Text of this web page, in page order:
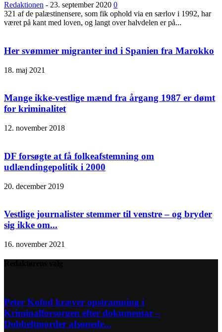
Redaktionen - 23. september 2020 0
321 af de palæstinensere, som fik ophold via en særlov i 1992, har
været på kant med loven, og langt over halvdelen er på...
Her svømmer migranter ind i Spanien fra Marokko
18. maj 2021
Mange ikke-vestlige mænd fra årgang 1987 er dømt
for kriminalitet
12. november 2018
DF forsøgte at få folkeafstemning om
udlændingepolitik i 2000
20. december 2019
Vestlige journalister stemmer til venstre – og bryder
sig ikke om...
16. november 2021
Peter Kofod kræver opstramning i
Kriminalforsorgen efter dokumentar –
Dobbeltmorder afsonede...